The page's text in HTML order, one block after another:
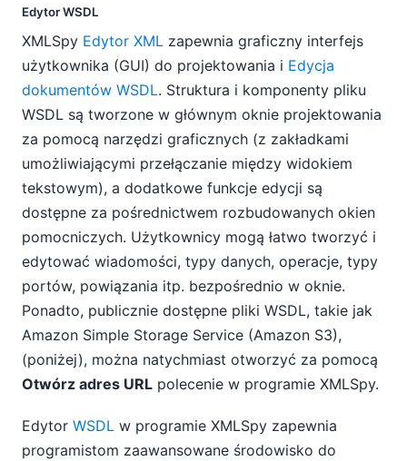
Edytor WSDL
XMLSpy Edytor XML zapewnia graficzny interfejs
użytkownika (GUI) do projektowania i Edycja
dokumentów WSDL. Struktura i komponenty pliku
WSDL są tworzone w głównym oknie projektowania
za pomocą narzędzi graficznych (z zakładkami
umożliwiającymi przełączanie między widokiem
tekstowym), a dodatkowe funkcje edycji są
dostępne za pośrednictwem rozbudowanych okien
pomocniczych. Użytkownicy mogą łatwo tworzyć i
edytować wiadomości, typy danych, operacje, typy
portów, powiązania itp. bezpośrednio w oknie.
Ponadto, publicznie dostępne pliki WSDL, takie jak
Amazon Simple Storage Service (Amazon S3),
(poniżej), można natychmiast otworzyć za pomocą
Otwórz adres URL polecenie w programie XMLSpy.
Edytor WSDL w programie XMLSpy zapewnia
programistom zaawansowane środowisko do